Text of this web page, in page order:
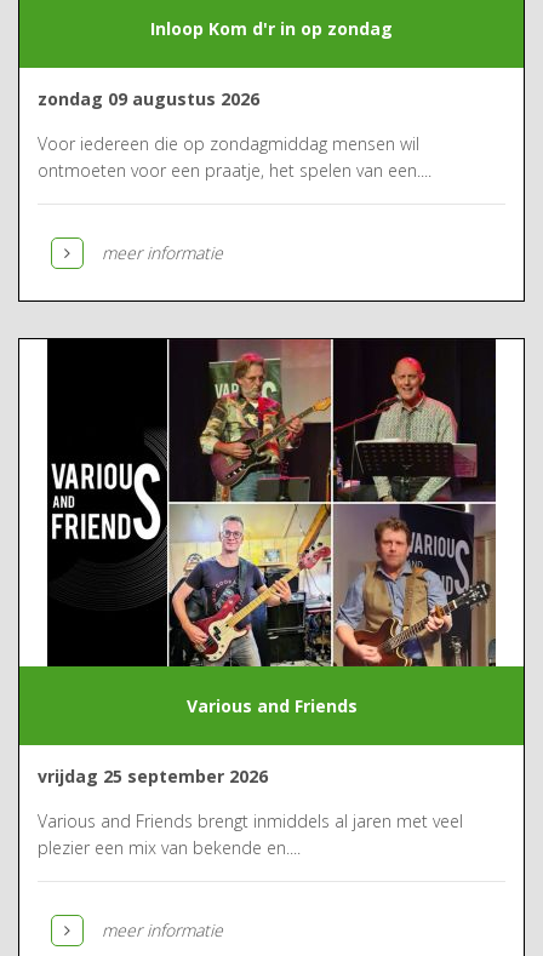
Inloop Kom d'r in op zondag
zondag 09 augustus 2026
Voor iedereen die op zondagmiddag mensen wil
ontmoeten voor een praatje, het spelen van een....
meer informatie
Various and Friends
vrijdag 25 september 2026
Various and Friends brengt inmiddels al jaren met veel
plezier een mix van bekende en....
meer informatie